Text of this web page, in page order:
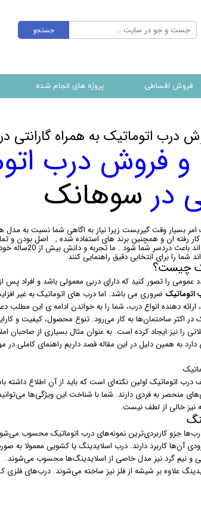
فروش اقساطی پروژه های انجام شده
جستجو
درب اتوماتیک به همراه گارانتی
فروش درب
در سوهانک
امر بسیار وقت گیریست زیرا نیاز به اگاهی شما نسبت به
رفته ان و همچنین برند های استفاده شده , اصل بودن و
دانش و اگاهی
شما را برای انتخابی دقیق راهنمایی کنند
چیست؟
را تصور کنید که دارای دربی معمولی باشد و افراد پس
اتوماتیک ضروری می باشد. اما درب های اتوماتیک به غیر
ارائه دهنده انواع درب، شما را به خواندن ادامه ی این مطلب
در اکثر ساختمان‌ها به کار می‌رود. تنوع محصول، کیفیت و
را نیز ایجاد کرده است. به عنوان مثال بسیاری از
دارد.به همین دلیل در این مقاله قصد داریم راهنمای کاملی در
اتوماتیک اولین نکته‌ای است که باید از آن اطلاع
منحصر به فردی دارند. شما با شناخت این ویژگی‌ها
نیز خالی از لطف نیست.
جزو کاربردی‌ترین نمونه‌های درب اتوماتیک محسوب
آن‌ها کاربرد دارند. درب‌ اسلایدینگ یا کشویی معمولا
و نیم گرد نیز مدل خاصی از اسلایدینگ‌ها محسوب می‌شوند.
علاوه بر شیشه از فلز نیز ساخته می‌شوند. درب‌های